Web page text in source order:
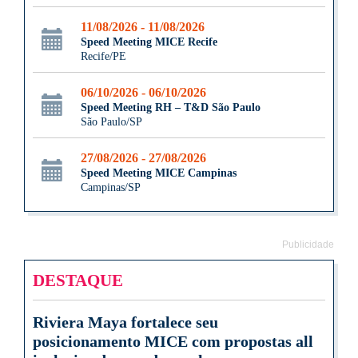
11/08/2026 - 11/08/2026
Speed Meeting MICE Recife
Recife/PE
06/10/2026 - 06/10/2026
Speed Meeting RH – T&D São Paulo
São Paulo/SP
27/08/2026 - 27/08/2026
Speed Meeting MICE Campinas
Campinas/SP
Publicidade
DESTAQUE
Riviera Maya fortalece seu
posicionamento MICE com propostas all